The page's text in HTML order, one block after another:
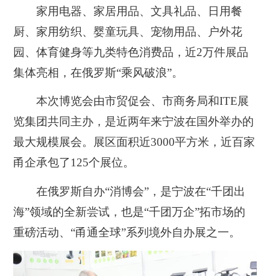
家用电器、家居用品、文具礼品、日用餐
厨、家用纺织、婴童玩具、宠物用品、户外花
园、体育健身等九类特色消费品，近2万件展品
集体亮相，在俄罗斯“乘风破浪”。
本次博览会由市贸促会、市商务局和ITE展
览集团共同主办，是近两年来宁波在国外举办的
最大规模展会。展区面积近3000平方米，近百家
甬企承包了125个展位。
在俄罗斯自办“消博会”，是宁波在“千团出
海”领域的全新尝试，也是“千团万企”拓市场的
重磅活动、“甬通全球”系列境外自办展之一。